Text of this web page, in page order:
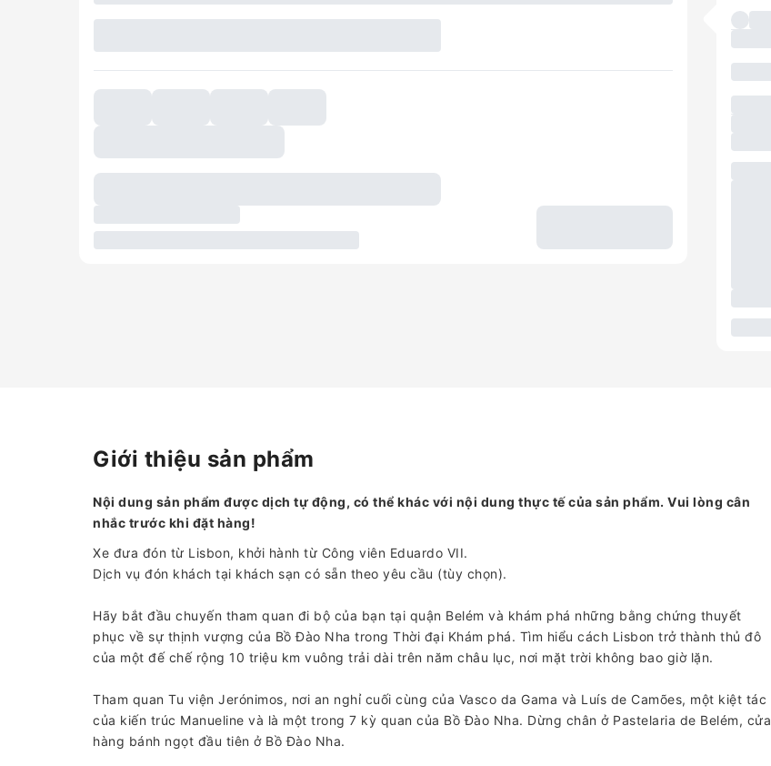
Giới thiệu sản phẩm
Nội dung sản phẩm được dịch tự động, có thể khác với nội dung thực tế của sản phẩm. Vui lòng cân
nhắc trước khi đặt hàng!
Xe đưa đón từ Lisbon, khởi hành từ Công viên Eduardo VII.
Dịch vụ đón khách tại khách sạn có sẵn theo yêu cầu (tùy chọn).
Hãy bắt đầu chuyến tham quan đi bộ của bạn tại quận Belém và khám phá những bằng chứng thuyết
phục về sự thịnh vượng của Bồ Đào Nha trong Thời đại Khám phá. Tìm hiểu cách Lisbon trở thành thủ đô
của một đế chế rộng 10 triệu km vuông trải dài trên năm châu lục, nơi mặt trời không bao giờ lặn.
Tham quan Tu viện Jerónimos, nơi an nghỉ cuối cùng của Vasco da Gama và Luís de Camões, một kiệt tác
của kiến ​​trúc Manueline và là một trong 7 kỳ quan của Bồ Đào Nha. Dừng chân ở Pastelaria de Belém, cửa
hàng bánh ngọt đầu tiên ở Bồ Đào Nha.